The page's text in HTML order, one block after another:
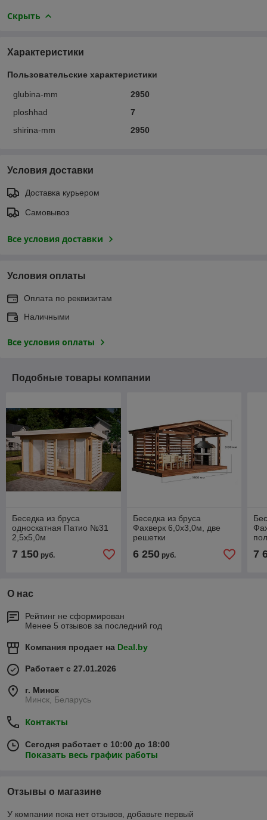
Скрыть
Характеристики
Пользовательские характеристики
glubina-mm
2950
ploshhad
7
shirina-mm
2950
Условия доставки
Доставка курьером
Самовывоз
Все условия доставки
Условия оплаты
Оплата по реквизитам
Наличными
Все условия оплаты
Подобные товары компании
Беседка из бруса
односкатная Патио №31
2,5х5,0м
7 150 руб.
Беседка из бруса
Фахверк 6,0х3,0м, две
решетки
6 250руб. 7
О нас
Рейтинг не сформирован
Менее 5 отзывов за последний год
Компания продает на Deal.by
Работает с 27.01.2026
г. Минск
Минск, Беларусь
Контакты
Сегодня работает с 10:00 до 18:00
Показать весь график работы
Отзывы о магазине
У компании пока нет отзывов, добавьте первый